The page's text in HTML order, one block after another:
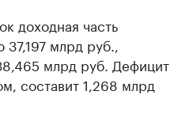
доходная часть
млрд руб.,
млрд руб. Дефицит
составит 1,268 млрд